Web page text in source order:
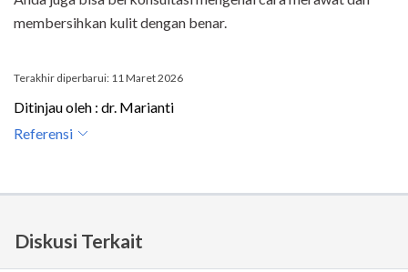
membersihkan kulit dengan benar.
Terakhir diperbarui: 11 Maret 2026